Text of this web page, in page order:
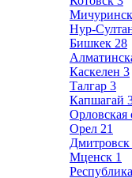
Мичуринск
Нур-
Бишкек 28
Каскелен 3
Талгар 3
Капшагай
Орловская
Орел 21
Дмитровск
Мценск 1